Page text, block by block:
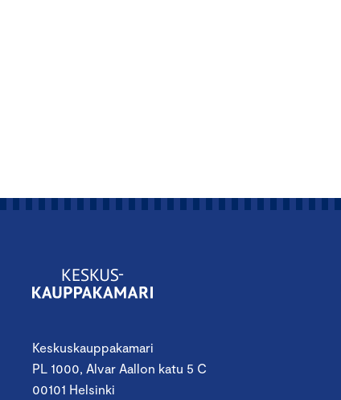
Keskuskauppakamari
PL 1000, Alvar Aallon katu 5 C
00101 Helsinki